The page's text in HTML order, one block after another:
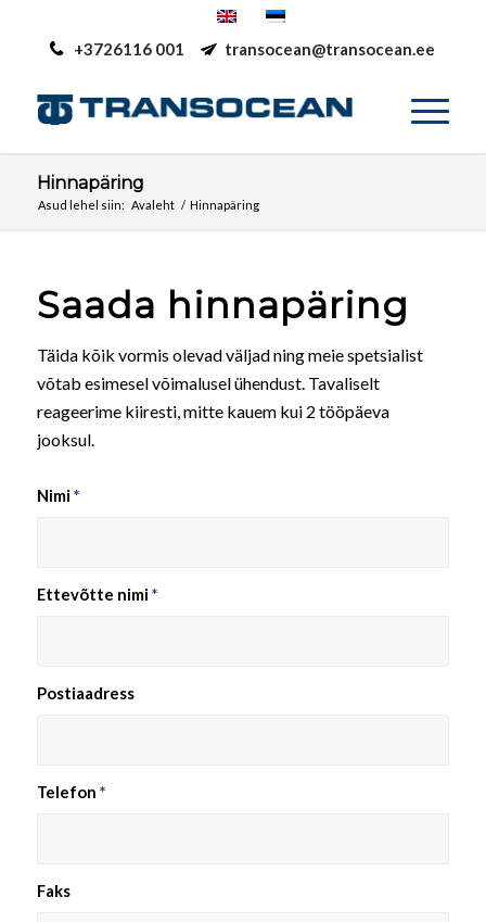
+3726116 001 transocean@transocean.ee
Hinnapäring
Asud lehel siin: Avaleht / Hinnapäring
Saada hinnapäring
Täida kõik vormis olevad väljad ning meie spetsialist
võtab esimesel võimalusel ühendust. Tavaliselt
reageerime kiiresti, mitte kauem kui 2 tööpäeva
jooksul.
Nimi *
Ettevõtte nimi *
Postiaadress
Telefon *
Faks